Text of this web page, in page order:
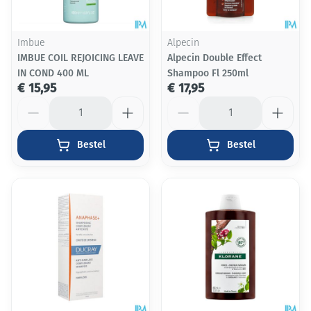
Imbue
IMBUE COIL REJOICING LEAVE
IN COND 400 ML
€ 15,95
Bestel
Alpecin
Alpecin Double Effect
Shampoo Fl 250ml
€ 17,95
Bestel